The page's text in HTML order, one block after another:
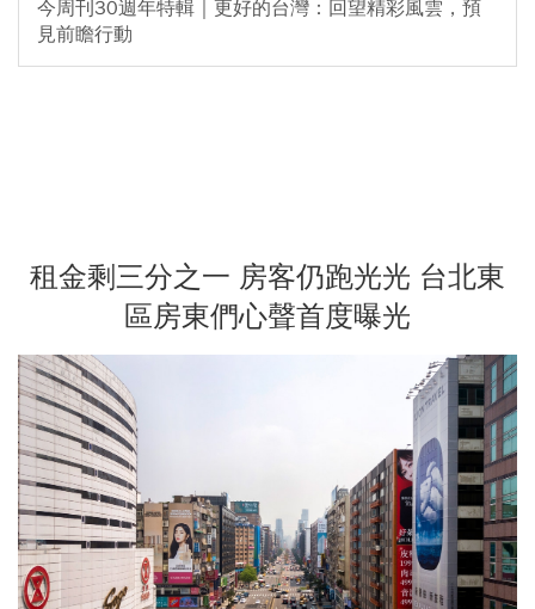
今周刊30週年特輯｜更好的台灣：回望精彩風雲，預
見前瞻行動
租金剩三分之一 房客仍跑光光 台北東
區房東們心聲首度曝光